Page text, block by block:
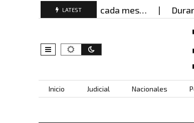
LATEST
buscan ayuda cada mes… Durante
Skip to content
Inicio Judicial Nacionales